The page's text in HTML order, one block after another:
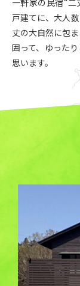
一軒家の民宿“二
戸建てに、大人
丈の大自然に包
囲って、 ゆった
思います。